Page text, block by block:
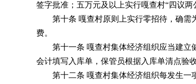
签字批准；五万元及以上实行嘎查村“四议两
第十条 嘎查村原则上实行零招待，确需为
费。
第十一条 嘎查村集体经济组织应当建立健
会计填写入库单，保管员根据入库单清点验
第十二条 嘎查村集体经济组织每发生一